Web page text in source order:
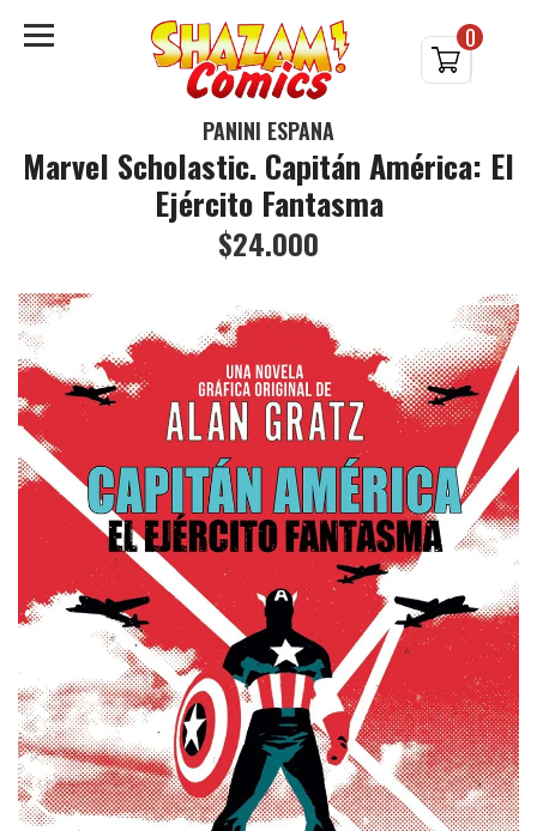
0
PANINI ESPAÑA
Marvel Scholastic. Capitán América: El
Ejército Fantasma
$24.000